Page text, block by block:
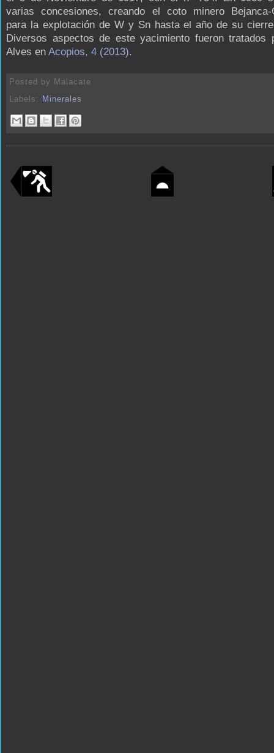
varias concesiones, creando el coto minero Bejanca-
para la explotación de W y Sn hasta el año de su
Diversos aspectos de este yacimiento fueron tratados
Alves en Acopios, 4 (2013).
Posted by Malacate
Labels:
Minerales